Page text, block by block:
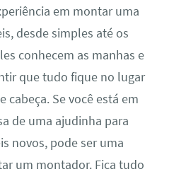
em montar uma
desde simples até os
conhecem as manhas e
que tudo fique no lugar
cabeça. Se você está em
de uma ajudinha para
novos, pode ser uma
um montador. Fica tudo